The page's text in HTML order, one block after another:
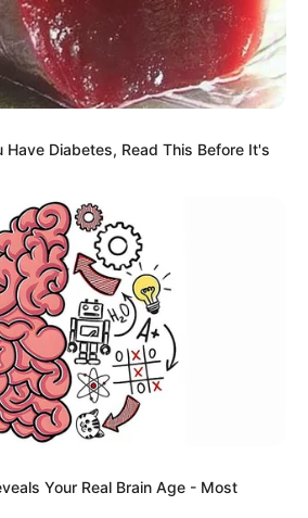
qaz olmayacaq
Have Diabetes, Read This Before It's
Your Real Brain Age - Most